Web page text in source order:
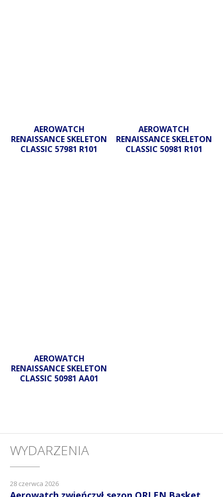
AEROWATCH
RENAISSANCE SKELETON
CLASSIC 57981 R101
AEROWATCH
RENAISSANCE SKELETON
CLASSIC 50981 R101
AEROWATCH
RENAISSANCE SKELETON
CLASSIC 50981 AA01
WYDARZENIA
28 czerwca 2026